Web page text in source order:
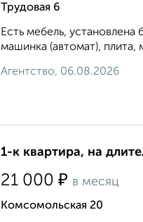
Трудовая 6
Есть мебель,
машинка (автомат), плита,
Агентство, 06.08.2026
1-к квартира, на
21 000 ₽ в месяц
Комсомольская 20